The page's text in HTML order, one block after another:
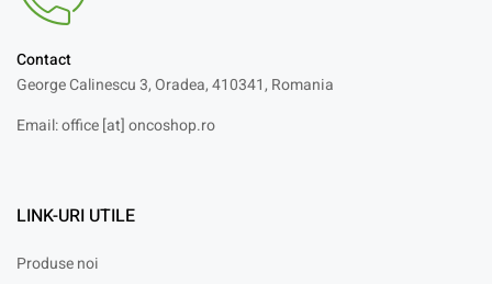
Contact
George Calinescu 3, Oradea, 410341, Romania
Email: office [at] oncoshop.ro
LINK-URI UTILE
Produse noi